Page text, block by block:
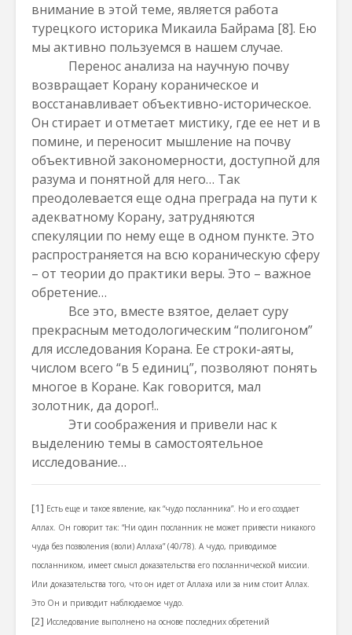
внимание в этой теме, является работа
турецкого историка Микаила Байрама [8]. Ею
мы активно пользуемся в нашем случае.
Перенос анализа на научную почву
возвращает Корану кораническое и
восстанавливает объективно-историческое.
Он стирает и отметает мистику, где ее нет и в
помине, и переносит мышление на почву
объективной закономерности, доступной для
разума и понятной для него… Так
преодолевается еще одна преграда на пути к
адекватному Корану, затрудняются
спекуляции по нему еще в одном пункте. Это
распространяется на всю кораническую сферу
– от теории до практики веры. Это – важное
обретение…
Все это, вместе взятое, делает суру
прекрасным методологическим “полигоном”
для исследования Корана. Ее строки-аяты,
числом всего “в 5 единиц”, позволяют понять
многое в Коране. Как говорится, мал
золотник, да дорог!..
Эти соображения и привели нас к
выделению темы в самостоятельное
исследование…
[1] Есть еще и такое явление, как “чудо посланника”. Но и его создает
Аллах. Он говорит так: “Ни один посланник не может привести никакого
чуда без позволения (воли) Аллаха” (40/78). А чудо, приводимое
посланником, имеет смысл доказательства его посланнической миссии.
Или доказательства того, что он идет от Аллаха или за ним стоит Аллах.
Это Он и приводит наблюдаемое чудо.
[2] Исследование выполнено на основе последних обретений